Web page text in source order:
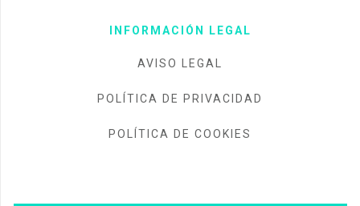
INFORMACIÓN LEGAL
AVISO LEGAL
POLÍTICA DE PRIVACIDAD
POLÍTICA DE COOKIES